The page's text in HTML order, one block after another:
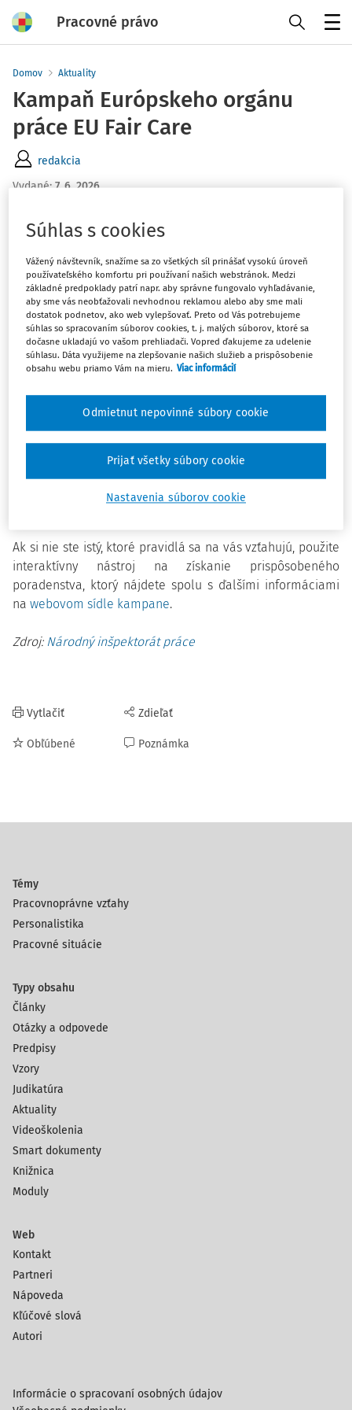
Pracovné právo
Domov Aktuality
Kampaň Európskeho orgánu
práce EU Fair Care
redakcia
Vydané: 7. 6. 2026
Prebiehajúca kampaň EU Fair Care Európskeho orgánu
povinnostiach v oblasti dlhodobej starostlivosti, najmä pri
cezhraničnej práci.
Vysvetľuje pojem dlhodobá starostlivosť a jej rozsah,
vrátane zapojenia rôznych odborníkov. Zdôrazňuje význam
kampane pre Slovensko ako krajinu s vysokým počtom
opatrovateľov pracujúcich v zahraničí.
Súčasťou iniciatívy je poskytovanie praktických informácií,
právneho poradenstva a prístup k interaktívnemu nástroju,
ktorý pomáha používateľom orientovať sa v platných
pravidlách, právach a povinnostiach v rámci EÚ aj na
Ak si nie ste istý, ktoré pravidlá sa na vás vzťahujú, použite
interaktívny nástroj na získanie prispôsobeného
poradenstva, ktorý nájdete spolu s ďalšími informáciami
na webovom sídle kampane.
Zdroj: Národný inšpektorát práce
Vytlačiť
Obľúbené
Zdieľať
Poznámka
Témy
Pracovnoprávne vzťahy
Personalistika
Pracovné situácie
Typy obsahu
Články
Otázky a odpovede
Predpisy
Vzory
Judikatúra
Aktuality
Videoškolenia
Smart dokumenty
Knižnica
Moduly
Web
Kontakt
Partneri
Nápoveda
Kľúčové slová
Autori
Informácie o spracovaní osobných údajov
Súhlas s cookies
Vážený návštevník, snažíme sa zo všetkých síl prinášať vysokú úroveň
používateľského komfortu pri používaní našich webstránok. Medzi
základné predpoklady patrí napr. aby správne fungovalo vyhľadávanie,
aby sme vás neobťažovali nevhodnou reklamou alebo aby sme mali
dostatok podnetov, ako web vylepšovať. Preto od Vás potrebujeme
súhlas so spracovaním súborov cookies, t. j. malých súborov, ktoré sa
dočasne ukladajú vo vašom prehliadači. Vopred ďakujeme za udelenie
súhlasu. Dáta využijeme na zlepšovanie našich služieb a prispôsobenie
obsahu webu priamo Vám na mieru. Viac informácií
Nastavenia súborov cookie
Odmietnut nepovinné súbory cookie
Prijať všetky súbory cookie